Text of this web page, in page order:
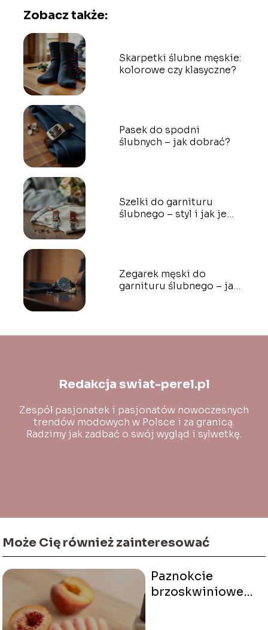
Zobacz także:
Skarpetki ślubne męskie:
kolorowe czy klasyczne?
Pasek do spodni
ślubnych – jak dobrać?
Szelki do garnituru
ślubnego – styl i jak je
Zegarek męski do
garnituru ślubnego – jak
Redakcja swiat-perel.pl
Zespół pasjonatek i pasjonatów nowoczesnych
trendów modowych w Polsce i za granicą.
Radzimy jak zadbać o swój wygląd i sylwetkę.
Może Cię również zainteresować
Paznokcie
brzoskwiniowe